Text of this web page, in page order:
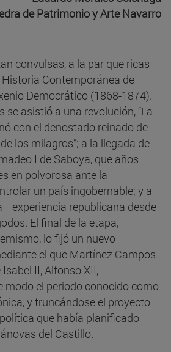
de Patrimonio y Arte Navarro
convulsas, a la par que ricas
Contemporánea de
Democrático (1868-1874).
se asistió a una revolución, “La
con el denostado reinado de
los milagros”; a la llegada de
I de Saboya, que años
en polvorosa ante la
un país ingobernable; y a
experiencia republicana desde
El final de la etapa,
lo fijó un nuevo
el que Martínez Campos
II, Alfonso XII,
modo el periodo conocido como
y truncándose el proyecto
que había planificado
del Castillo.